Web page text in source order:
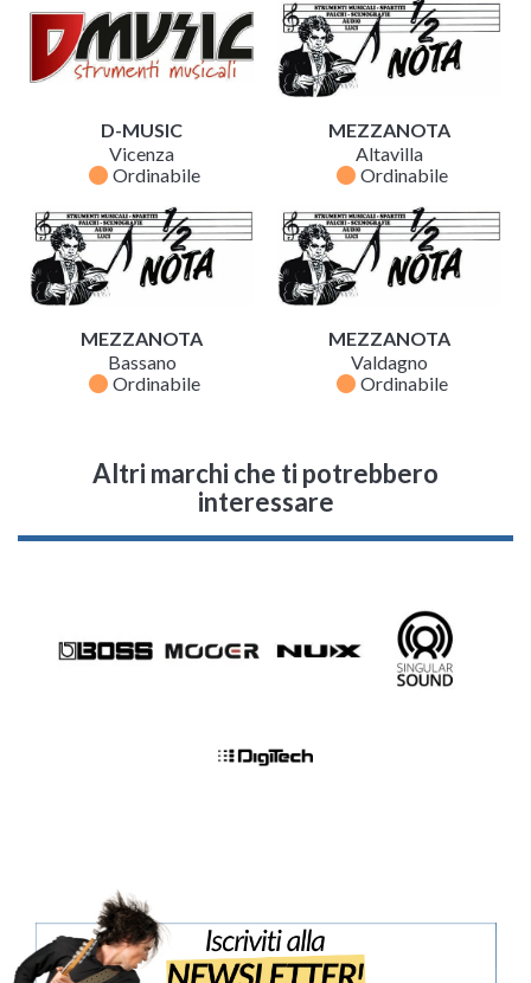
D-MUSIC
Vicenza
fiber_manual_record Ordinabile
MEZZANOTA
Altavilla
fiber_manual_record Ordinabile
MEZZANOTA
Bassano
fiber_manual_record Ordinabile
MEZZANOTA
Valdagno
fiber_manual_record Ordinabile
Altri marchi che ti potrebbero
interessare